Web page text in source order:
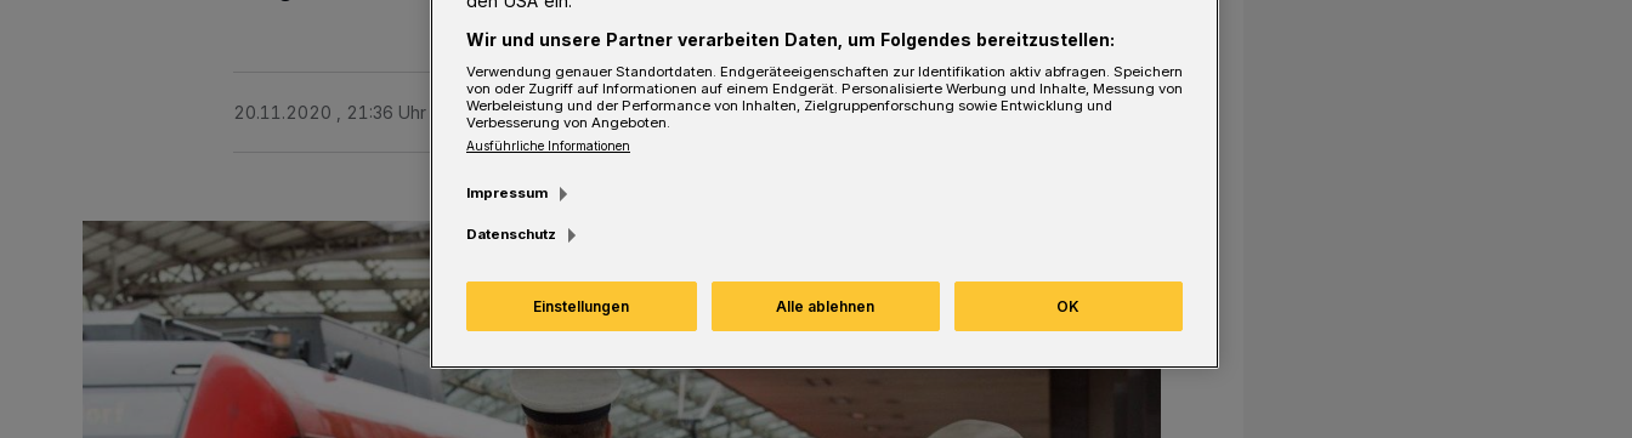
20.11.2020 , 21:36 Uhr Eine Minute Lesezeit
Wir und unsere Partner verarbeiten Daten, um Folgendes bereitzustellen:
Verwendung genauer Standortdaten. Endgeräteeigenschaften zur Identifikation aktiv abfragen. Speichern
von oder Zugriff auf Informationen auf einem Endgerät. Personalisierte Werbung und Inhalte, Messung von
Werbeleistung und der Performance von Inhalten, Zielgruppenforschung sowie Entwicklung und
Verbesserung von Angeboten.
Ausführliche Informationen
Impressum
Datenschutz
Einstellungen Alle ablehnen OK